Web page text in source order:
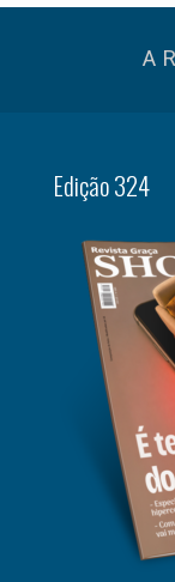
A
Edição 324